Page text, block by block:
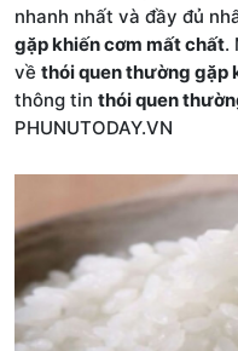
nhanh nhất và đầy đủ
gặp khiến cơm mất chất.
về thói quen thường gặp
thông tin thói quen
PHUNUTODAY.VN